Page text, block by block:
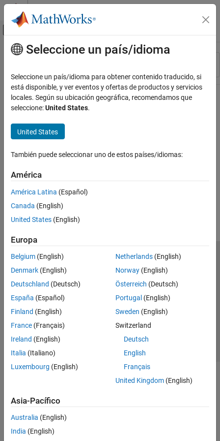
Saltar al contenido
Mostrar/ocultar menú de navegación
Recurso
Contenido principal
Seleccione un país/idioma
Seleccione un país/idioma para obtener contenido traducido, si
está disponible, y ver eventos y ofertas de productos y servicios
locales. Según su ubicación geográfica, recomendamos que
seleccione:United States.
United States
También puede seleccionar uno de estos países/idiomas:
América
América Latina (Español)
Canada (English)
United States (English)
Europa
Belgium (English)
Denmark (English)
Deutschland (Deutsch)
España (Español)
Finland (English)
France (Français)
Ireland (English)
Italia (Italiano)
Luxembourg (English)
Netherlands(English)
Norway(English)
Österreich (Deutsch)
Portugal (English)
Sweden (English)
Switzerland
Deutsch
English
Français
United Kingdom(English)
Asia-Pacífico
Australia (English)
India (English)
Centro de confianza
Marcas comerciales
Política de privacidad
Antipiratería
Estado de las aplicaciones
Información de contacto
© 1994-2026 The MathWorks, Inc.
Seleccione un país/